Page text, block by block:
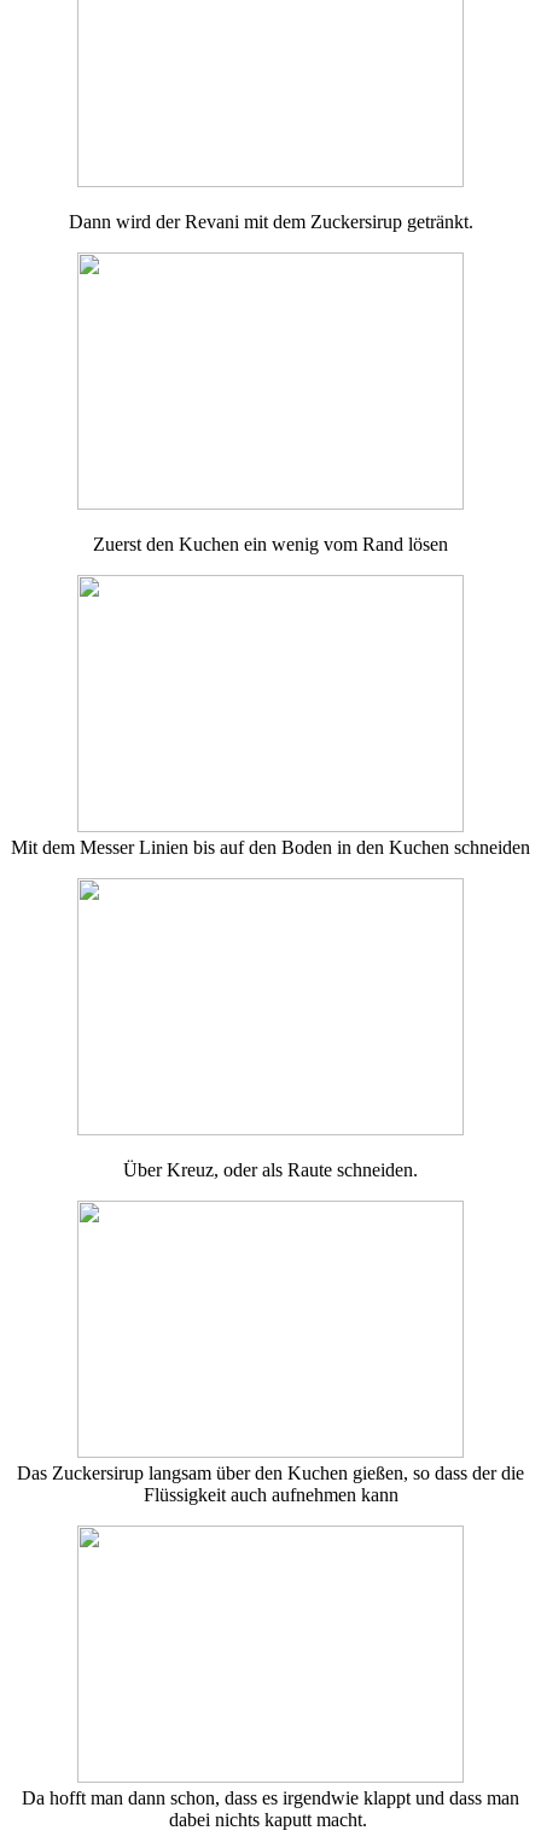
Dann wird der Revani mit dem Zuckersirup getränkt.
Zuerst den Kuchen ein wenig vom Rand lösen
Mit dem Messer Linien bis auf den Boden in den Kuchen schneiden
Über Kreuz, oder als Raute schneiden.
Das Zuckersirup langsam über den Kuchen gießen, so dass der die
Flüssigkeit auch aufnehmen kann
Da hofft man dann schon, dass es irgendwie klappt und dass man
dabei nichts kaputt macht.